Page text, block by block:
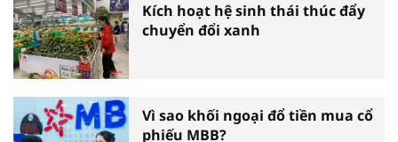
Kích hoạt hệ sinh thái thúc đẩy
chuyển đổi xanh
Vì sao khối ngoại đổ tiền mua cổ
phiếu MBB?